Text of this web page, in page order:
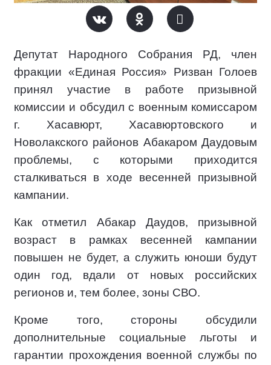
Депутат Народного Собрания РД, член
фракции «Единая Россия» Ризван Голоев
принял участие в работе призывной
комиссии и обсудил с военным комиссаром
г. Хасавюрт, Хасавюртовского и
Новолакского районов Абакаром Даудовым
проблемы, с которыми приходится
сталкиваться в ходе весенней призывной
кампании.
Как отметил Абакар Даудов, призывной
возраст в рамках весенней кампании
повышен не будет, а служить юноши будут
один год, вдали от новых российских
регионов и, тем более, зоны СВО.
Кроме того, стороны обсудили
дополнительные социальные льготы и
гарантии прохождения военной службы по